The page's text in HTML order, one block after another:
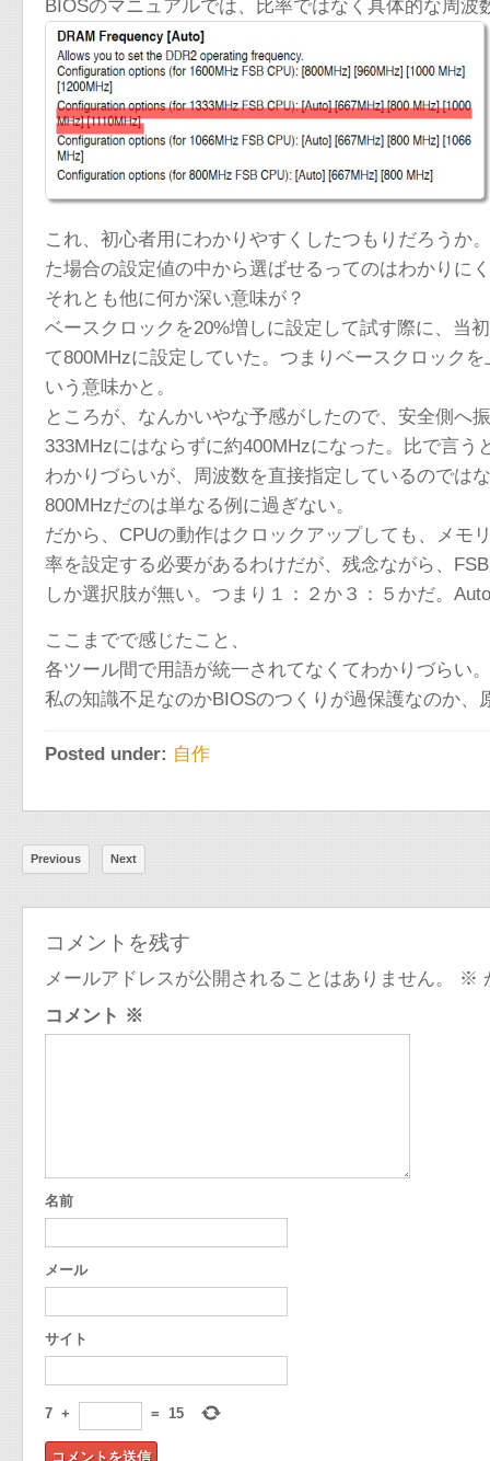
BIOSのマニュアルでは、比率ではなく具体的な周波
これ、初心者用にわかりやすくしたつもりだろうか
た場合の設定値の中から選ばせるってのはわかりに
それとも他に何か深い意味が？
ベースクロックを20%増しに設定して試す際に、当
て800MHzに設定していた。つまりベースクロック
いう意味かと。
ところが、なんかいやな予感がしたので、安全側へ
333MHzにはならずに約400MHzになった。比で言う
わかりづらいが、周波数を直接指定しているのでは
800MHzだのは単なる例に過ぎない。
だから、CPUの動作はクロックアップしても、メモ
率を設定する必要があるわけだが、残念ながら、
しか選択肢が無い。つまり１：２か３：５かだ。
ここまでで感じたこと、
各ツール間で用語が統一されてなくてわかりづらい。
私の知識不足なのかBIOSのつくりが過保護なのか
Posted under: 自作
Previous Next
コメントを残す
メールアドレスが公開されることはありません。 ※
コメント ※
名前
メール
サイト
7 + = 15